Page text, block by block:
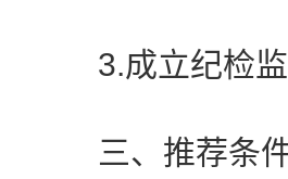
3.成立纪检监
三、推荐条